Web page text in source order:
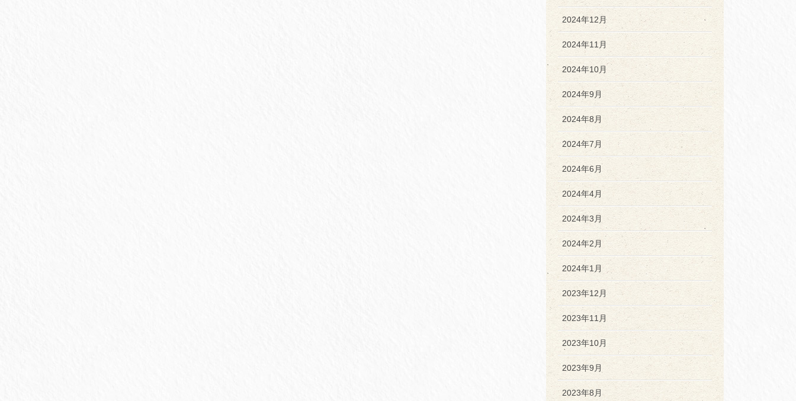
2024年12月
2024年11月
2024年10月
2024年9月
2024年8月
2024年7月
2024年6月
2024年4月
2024年3月
2024年2月
2024年1月
2023年12月
2023年11月
2023年10月
2023年9月
2023年8月